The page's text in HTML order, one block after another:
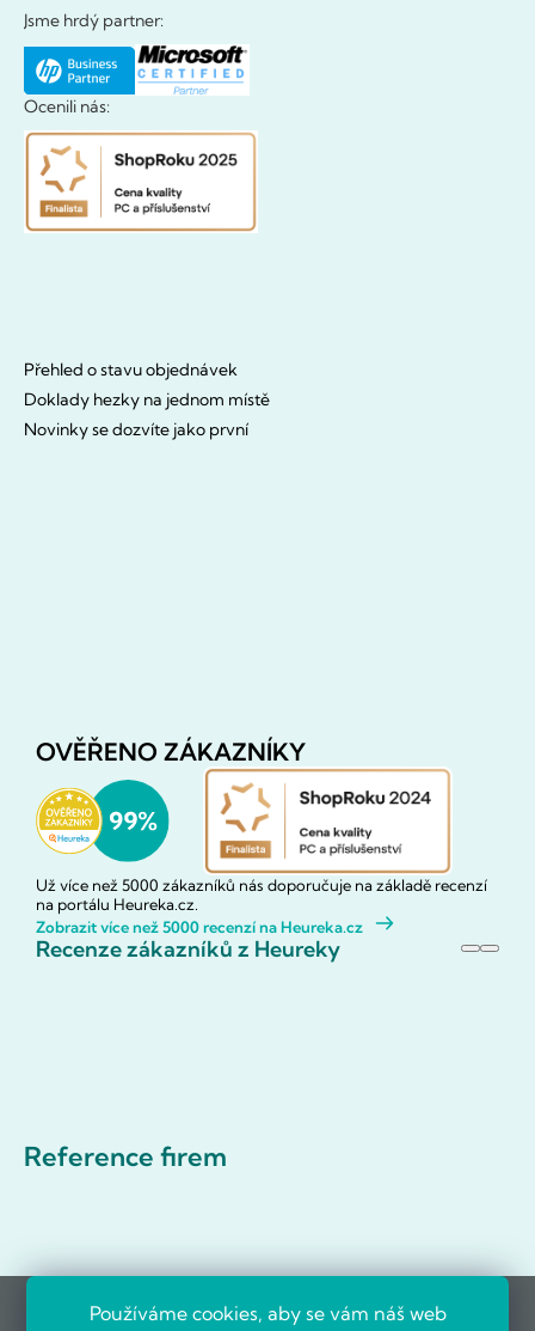
Používáme cookies, aby se vám náš web
Jsme hrdý partner:
Ocenili nás:
Přehled o stavu objednávek
Doklady hezky na jednom místě
Novinky se dozvíte jako první
OVĚŘENO ZÁKAZNÍKY
Už více než 5000 zákazníků nás doporučuje na základě recenzí
na portálu Heureka.cz.
Zobrazit více než 5000 recenzí na Heureka.cz
Recenze zákazníků z Heureky
Reference firem